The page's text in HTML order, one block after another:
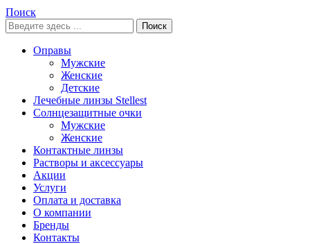
Поиск
Поиск
Оправы
Мужские
Женские
Детские
Лечебные линзы Stellest
Солнцезащитные очки
Мужские
Женские
Контактные линзы
Растворы и аксессуары
Акции
Услуги
Оплата и доставка
О компании
Бренды
Контакты